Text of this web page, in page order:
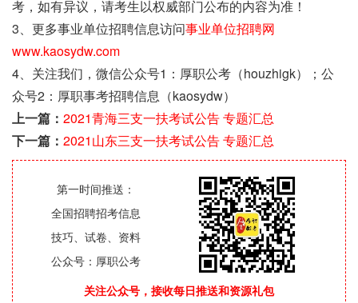
考，如有异议，请考生以权威部门公布的内容为准！
3、更多事业单位招聘信息访问事业单位招聘网
www.kaosydw.com
4、关注我们，微信公众号1：厚职公考（houzhigk）；公
众号2：厚职事考招聘信息（kaosydw）
上一篇： 2021青海三支一扶考试公告 专题汇总
下一篇： 2021山东三支一扶考试公告 专题汇总
第一时间推送：
全国招聘招考信息
技巧、试卷、资料
公众号：厚职公考
关注公众号，接收每日推送和资源礼包